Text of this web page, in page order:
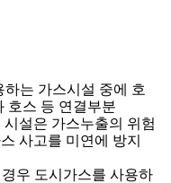
는 가스시설 중에 호
호스 등 연결부분
시설은 가스누출의 위험
사고를 미연에 방지
경우 도시가스를 사용하